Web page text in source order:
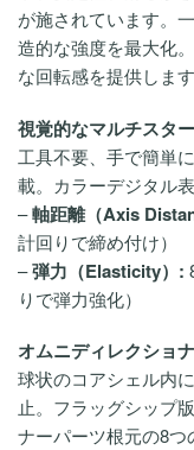
が施されています。
造的な強度を最大化
な回転感を提供します
視覚的なマルチスタ
工具不要、手で簡単
載。カラーデジタル
–軸距離（Axis
計回りで締め付け）
–弾力（Elasticity）:
りで弾力強化）
オムニディレクショ
球状のコアシェル内
止。フラッグシップ
ナーパーツ根元の8